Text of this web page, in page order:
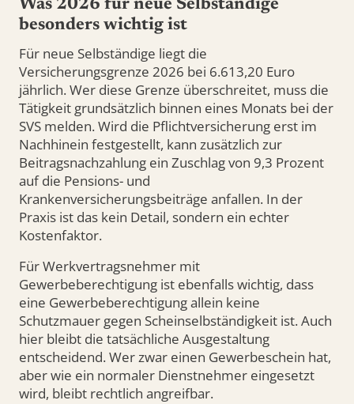
Was 2026 für neue Selbständige
besonders wichtig ist
Für neue Selbständige liegt die
Versicherungsgrenze 2026 bei 6.613,20 Euro
jährlich. Wer diese Grenze überschreitet, muss die
Tätigkeit grundsätzlich binnen eines Monats bei der
SVS melden. Wird die Pflichtversicherung erst im
Nachhinein festgestellt, kann zusätzlich zur
Beitragsnachzahlung ein Zuschlag von 9,3 Prozent
auf die Pensions- und
Krankenversicherungsbeiträge anfallen. In der
Praxis ist das kein Detail, sondern ein echter
Kostenfaktor.
Für Werkvertragsnehmer mit
Gewerbeberechtigung ist ebenfalls wichtig, dass
eine Gewerbeberechtigung allein keine
Schutzmauer gegen Scheinselbständigkeit ist. Auch
hier bleibt die tatsächliche Ausgestaltung
entscheidend. Wer zwar einen Gewerbeschein hat,
aber wie ein normaler Dienstnehmer eingesetzt
wird, bleibt rechtlich angreifbar.